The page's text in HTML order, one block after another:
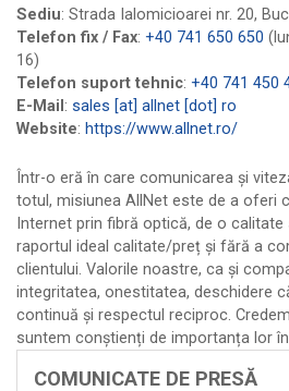
Data ZYX
DevGeeks
Digital Construction Network
Djemba IT&C
Dynamic Distribution
EfectRO
Energy Dot
Fidelnet
GMB Computers
Hunyadi Laszlo Intreprindere
Infinity Telecom
Sediu: Strada Ialomicioarei nr. 20,
Telefon fix / Fax: +40 741 650 650
16)
Telefon suport tehnic: +40 741 450
E-Mail : sales [at] allnet [dot] ro
Website: https://www.allnet.ro/
Într-o eră în care comunicarea și
totul, misiunea AllNet este de a oferi
Internet prin fibră optică, de o
raportul ideal calitate/preț și fără a
clientului. Valorile noastre, ca și
integritatea, onestitatea, deschidere
continuă și respectul reciproc.
suntem conștienți de importanța lor
COMUNICATE DE PRESĂ